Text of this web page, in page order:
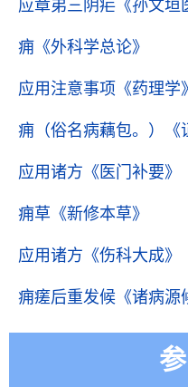
应章弟三阴疟 《孙文垣
痈 《外科学总论》
应用注意事项 《药理学》
痈（俗名病藕包。）
应用诸方 《医门补要》
痈草 《新修本草》
应用诸方 《伤科大成》
痈瘥后重发候 《诸病源